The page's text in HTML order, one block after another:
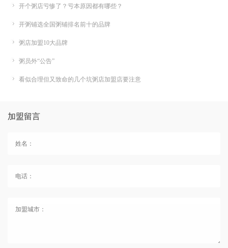
开个粥店亏惨了？亏本原因都有哪些？
开粥铺选全国粥铺排名前十的品牌
粥店加盟10大品牌
粥员外“公告”
看似合理但又致命的几个坑粥店加盟店要注意
加盟留言